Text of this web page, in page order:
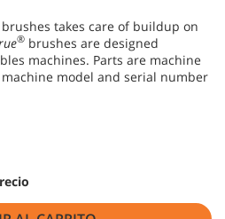
takes care of buildup on
® brushes are designed
machines. Parts are machine
model and serial number